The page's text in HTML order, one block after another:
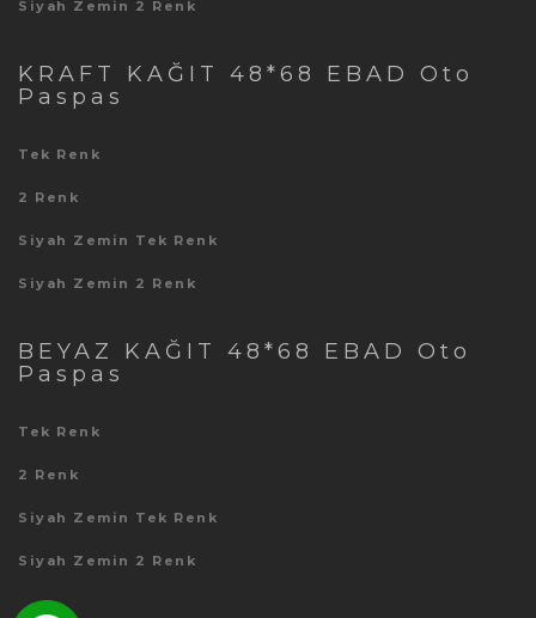
Siyah Zemin 2 Renk
KRAFT KAĞIT 48*68 EBAD Oto
Paspas
Tek Renk
2 Renk
Siyah Zemin Tek Renk
Siyah Zemin 2 Renk
BEYAZ KAĞIT 48*68 EBAD Oto
Paspas
Tek Renk
2 Renk
Siyah Zemin Tek Renk
Siyah Zemin 2 Renk